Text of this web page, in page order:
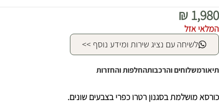
₪ 1,980
המלאי אזל
לשיחה עם נציג שירות ומידע נוסף >>
תיאורמשלוחים והרכבותהחלפות והחזרות
כורסא מושלמת בסגנון רטרו כפרי בצבעים שונים.